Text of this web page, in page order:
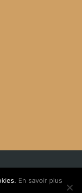
En savoir plus